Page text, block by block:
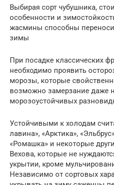
Выбирая сорт чубушника,
особенности и
жасмины способны
зимы
При посадке классических
необходимо проявить
морозы, которые
возможно замерзание даже
морозоустойчивых
Устойчивыми к холодам
лавина», «Арктика»,
«Ромашка» и некоторые
Вехова, которые не
укрытии, кроме
Независимо от сортовых